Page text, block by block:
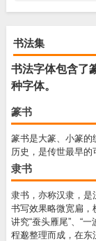
书法集
书法字体包含了
种字体。
篆书
篆书是大篆、小篆的
历史，是传世最早的
隶书
隶书，亦称汉隶，是
书写效果略微宽扁，
讲究“蚕头雁尾”、“
程邈整理而成，在东